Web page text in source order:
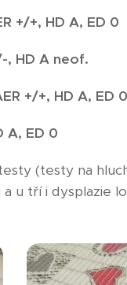
+/+, HD A, ED 0
, HD A neof.
+/+, HD A, ED 0
A, ED 0
(testy na
u tří i dysplazie